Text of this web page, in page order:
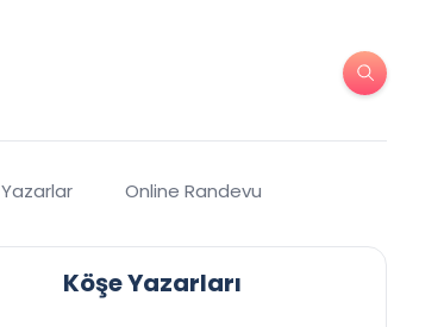
Yazarlar Online Randevu
Köşe Yazarları